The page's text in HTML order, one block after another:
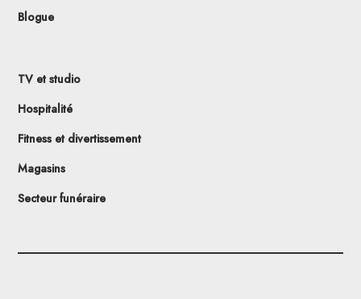
Blogue
TV et studio
Hospitalité
Fitness et divertissement
Magasins
Secteur funéraire